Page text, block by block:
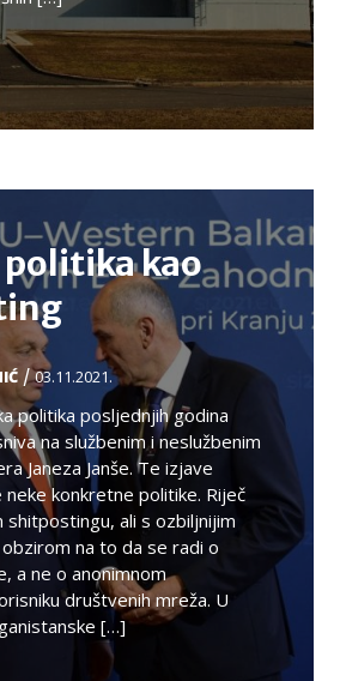
politika kao
/03.11.2021.
politika posljednjih godina
na službenim i neslužbenim
Janeza Janše. Te izjave
konkretne politike. Riječ
shitpostingu, ali s ozbiljnijim
na to da se radi o
a ne o anonimnom
društvenih mreža. U
[…]